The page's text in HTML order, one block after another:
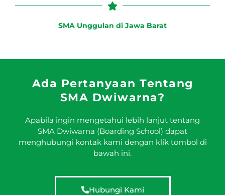
SMA Unggulan di Jawa Barat
Ada Pertanyaan Tentang
SMA Dwiwarna?
Apabila ingin mengetahui lebih lanjut tentang
SMA Dwiwarna (Boarding School) dapat
menghubungi kontak kami dengan klik tombol di
bawah ini.
Hubungi Kami